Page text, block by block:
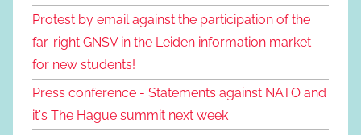
Protest by email against the participation of the
far-right GNSV in the Leiden information market
for new students!
Press conference - Statements against NATO and
it's The Hague summit next week